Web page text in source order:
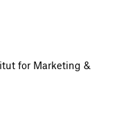
for Marketing &